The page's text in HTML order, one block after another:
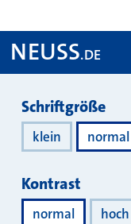
NEUSS.DE
Darstellung
Schriftgröße
klein normal
Kontrast
normal hoch